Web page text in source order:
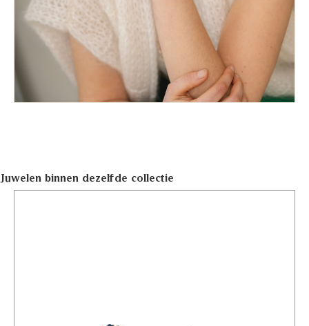
Juwelen binnen dezelfde collectie